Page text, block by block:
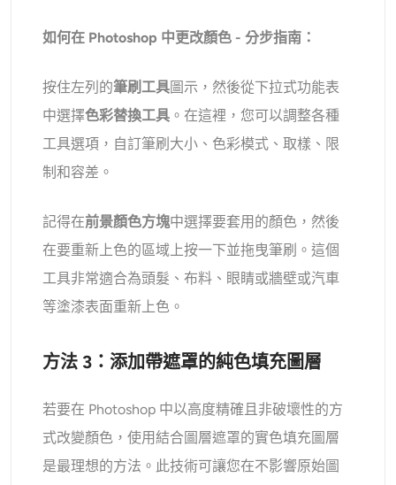
如何在 Photoshop 中更改顏色 - 分步指南：
按住左列的筆刷工具圖示，然後從下拉式功能表
中選擇色彩替換工具 。在這裡，您可以調整各種
工具選項，自訂筆刷大小、色彩模式、取樣、限
制和容差。
記得在前景顏色方塊中選擇要套用的顏色，然後
在要重新上色的區域上按一下並拖曳筆刷。這個
工具非常適合為頭髮、布料、眼睛或牆壁或汽車
等塗漆表面重新上色。
方法 3：添加帶遮罩的純色填充圖層
若要在 Photoshop 中以高度精確且非破壞性的方
式改變顏色，使用結合圖層遮罩的實色填充圖層
是最理想的方法。此技術可讓您在不影響原始圖